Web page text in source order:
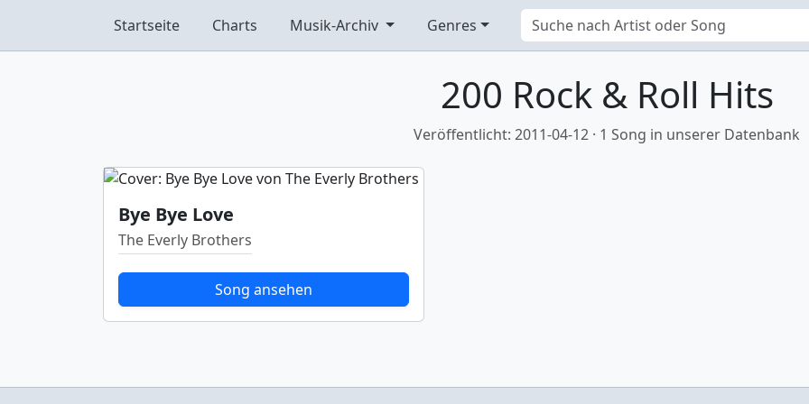
Startseite Charts Musik-Archiv Genres
200 Rock & Roll Hits
Veröffentlicht: 2011-04-12 · 1 Song in unserer Datenbank
Bye Bye Love
The Everly Brothers
Song ansehen